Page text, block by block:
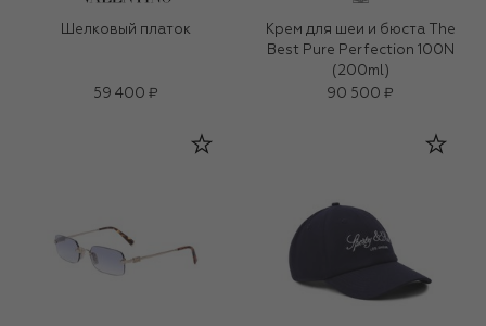
Шелковый платок
59 400 ₽
Крем для шеи и бюста The
Best Pure Perfection 100N
(200ml)
90 500 ₽